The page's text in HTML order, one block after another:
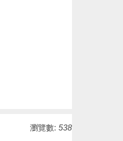
瀏覽數: 538